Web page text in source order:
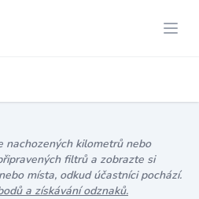
nachozených kilometrů nebo
filtrů a zobrazte si
místa, odkud účastníci pochází.
a získávání odznaků.